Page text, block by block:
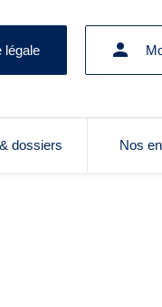
légale
dossiers Nos